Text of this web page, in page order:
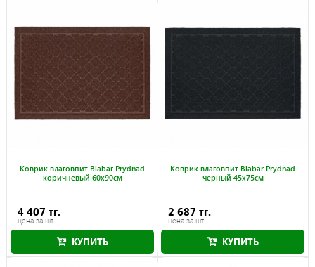
Коврик влаговпит Blabar Prydnad
коричневый 60x90см
4 407 тг.
цена за шт.
КУПИТЬ
Коврик влаговпит Blabar Prydnad
черный 45x75см
2 687 тг.
цена за шт.
КУПИТЬ